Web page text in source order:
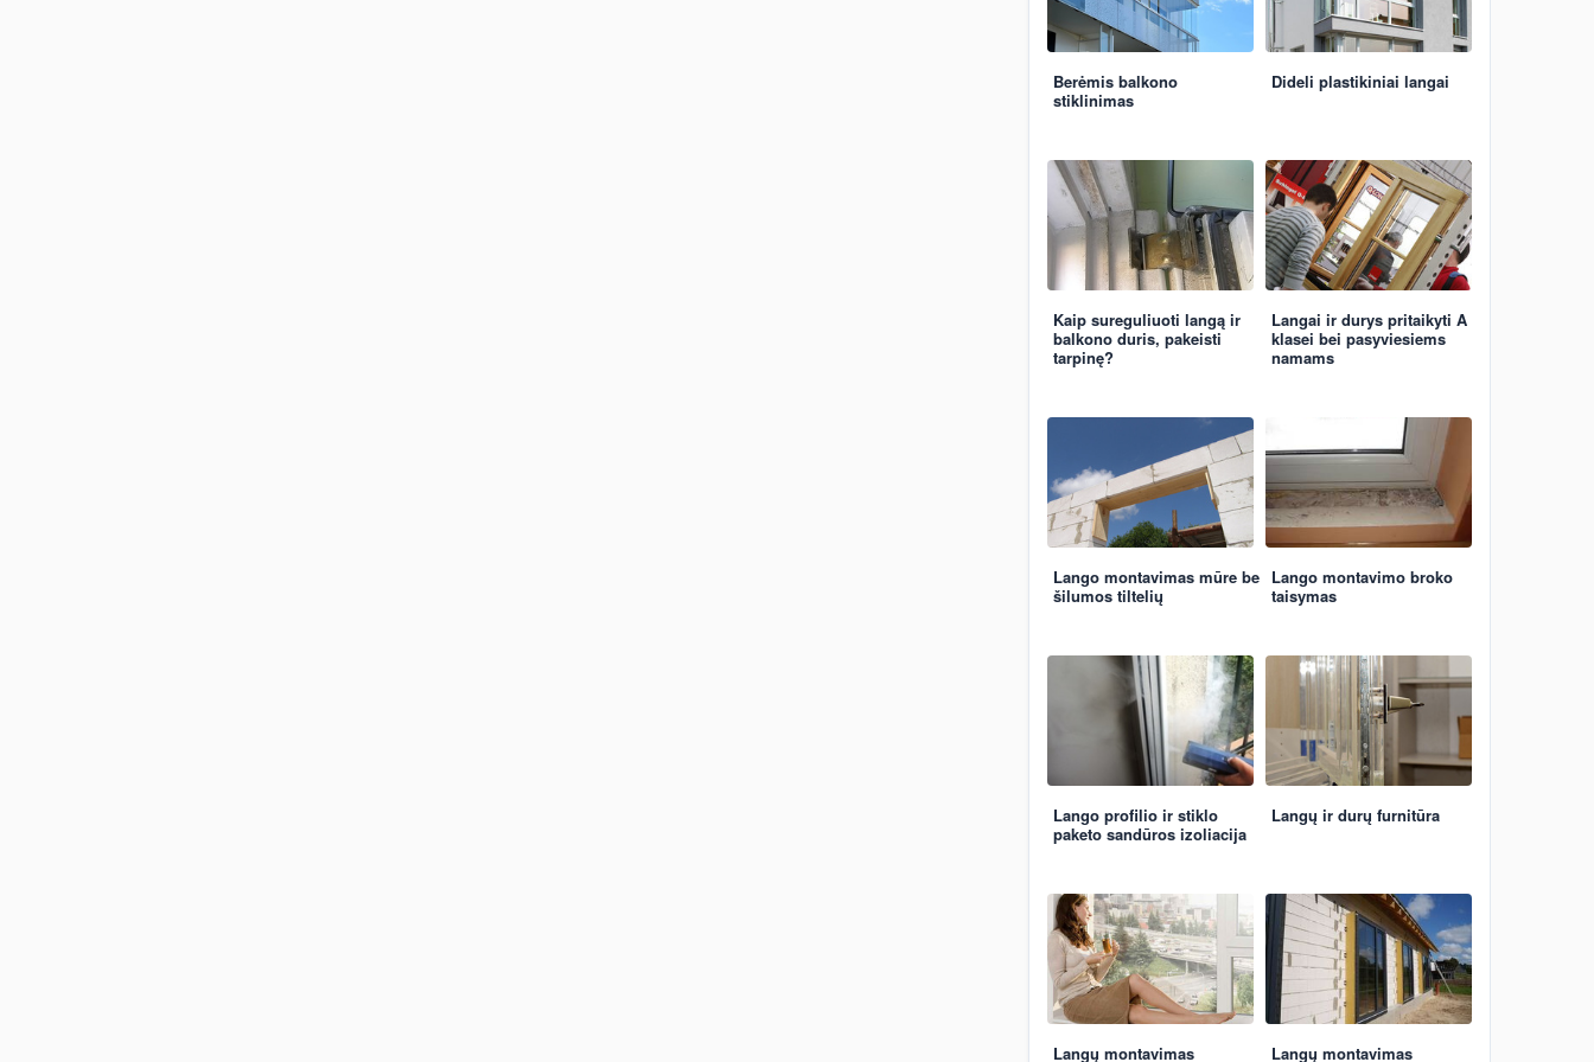
Berėmis balkono
stiklinimas
Dideli plastikiniai langai
Kaip sureguliuoti langą ir
balkono duris, pakeisti
tarpinę?
Langai ir durys pritaikyti A
klasei bei pasyviesiems
namams
Lango montavimas mūre be
šilumos tiltelių
Lango montavimo broko
taisymas
Lango profilio ir stiklo
paketo sandūros izoliacija
Langų ir durų furnitūra
Langų montavimas
Langų montavimas